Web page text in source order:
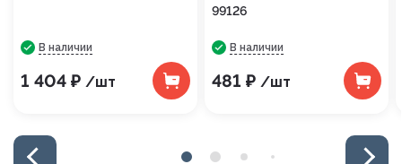
В наличии
1 404 ₽ /шт
99126
В наличии
481 ₽ /шт